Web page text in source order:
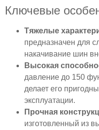
Ключевые
Тяжелые
предназначен для
накачивание шин
Высокая
давление до 150
делает его
эксплуатации.
Прочная
изготовленный из